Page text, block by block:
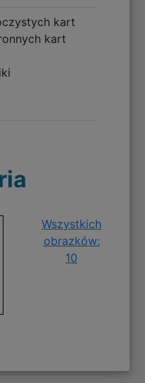
kart
kart
Wszystkich
obrazków:
10